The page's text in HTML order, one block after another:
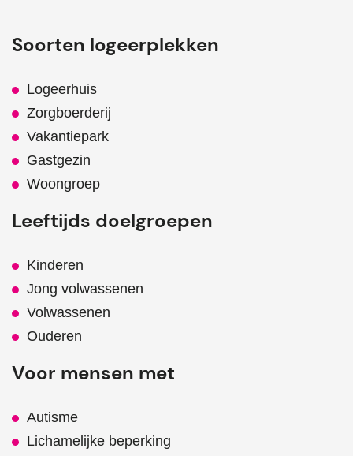
Soorten logeerplekken
Logeerhuis
Zorgboerderij
Vakantiepark
Gastgezin
Woongroep
Leeftijds doelgroepen
Kinderen
Jong volwassenen
Volwassenen
Ouderen
Voor mensen met
Autisme
Lichamelijke beperking